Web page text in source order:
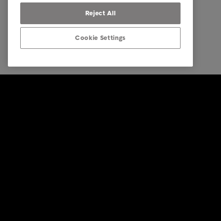
Reject All
Cookie Settings